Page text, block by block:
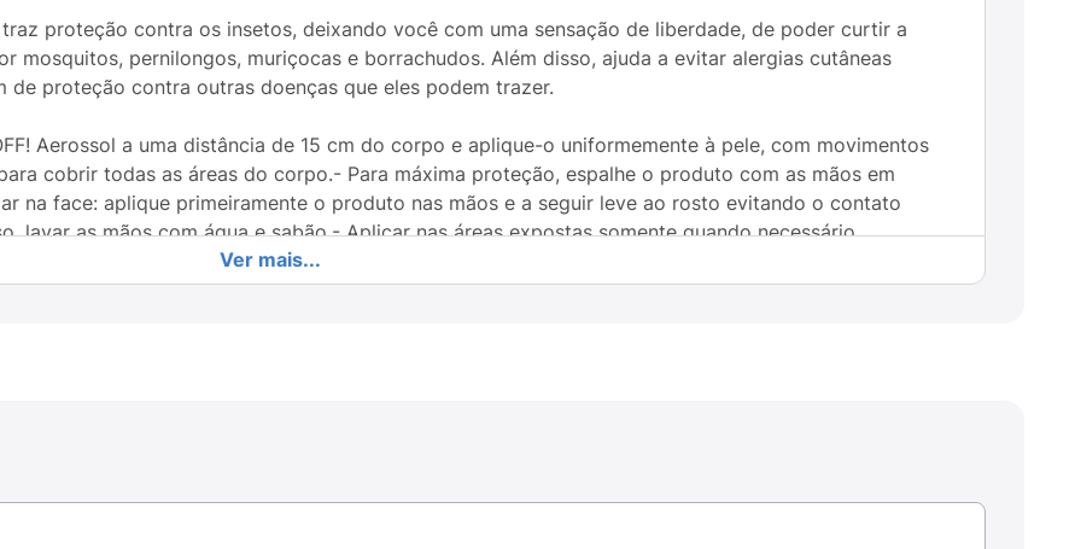
proteção contra os insetos, deixando você com uma sensação de liberdade, de poder curtir a
mosquitos, pernilongos, muriçocas e borrachudos. Além disso, ajuda a evitar alergias cutâneas
de proteção contra outras doenças que eles podem trazer.
Aerossol a uma distância de 15 cm do corpo e aplique-o uniformemente à pele, com movimentos
cobrir todas as áreas do corpo.- Para máxima proteção, espalhe o produto com as mãos em
na face: aplique primeiramente o produto nas mãos e a seguir leve ao rosto evitando o contato
lavar as mãos com água e sabão.- Aplicar nas áreas expostas somente quando necessário.
NÃO PULVERIZAR PERTO DO FOGO. CUIDADO. Conteúdo sob pressão. Não use nem armazene o
Ver mais...